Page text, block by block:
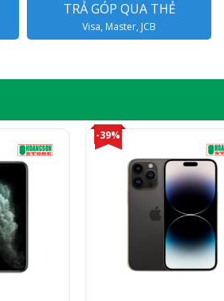
TRẢ GÓP QUA THẺ
Visa, Master, JCB
-39%